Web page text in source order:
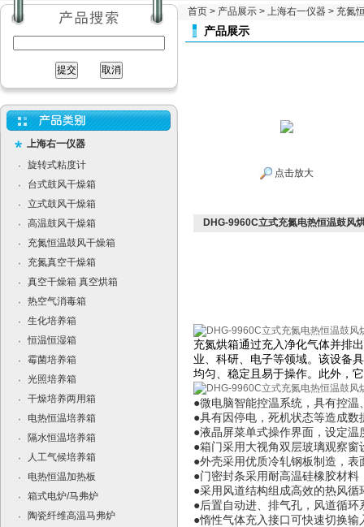
上海右一仪器
·
旋转式粘度计
·
台式鼓风干燥箱
·
立式鼓风干燥箱
·
高温鼓风干燥箱
·
充氮恒温鼓风干燥箱
·
充氮真空干燥箱
·
真空干燥箱 真空烘箱
·
热空气消毒箱
·
生化培养箱
·
恒温恒湿箱
·
霉菌培养箱
·
光照培养箱
·
干燥培养两用箱
·
电热恒温培养箱
·
隔水恒温培养箱
·
人工气候培养箱
·
电热恒温加热板
·
箱式电炉/马弗炉
·
陶瓷纤维高温马弗炉
首页 > 产品展示 > 上海右一仪器 > 充氮
产品展示
点击放大
DHG-9960C立式充氮电热恒温鼓风
充氮烘箱通过充入净化气体并排
业、科研、电子等领域。该设备
均匀、稳定且易于操作。此外，
●微电脑智能控温系统，具有控
●具有因停电，死机状态等造成
●液晶屏菜单式操作界面，设定
●箱门采用大视角双层玻璃观察
●外壳采用优质冷轧钢板制造，
●门密封条采用耐高温硅橡胶材
●采用风道结构组成高效的热风
●后置自动进、排气孔，风道循
●惰性气体充入接口可快速切换